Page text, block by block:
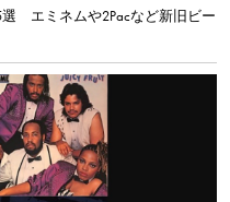
エミネムや2Pacなど新旧ビー